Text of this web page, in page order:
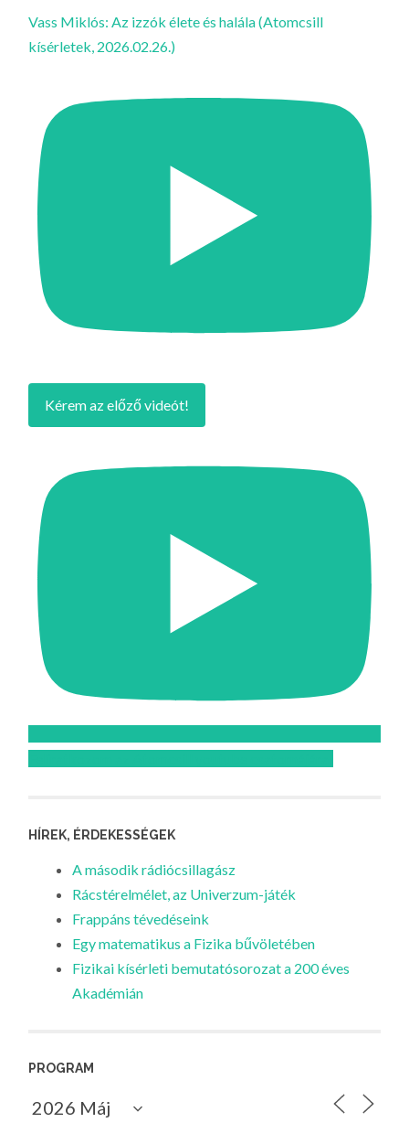
Vass Miklós: Az izzók élete és halála (Atomcsill
kísérletek, 2026.02.26.)
Kérem az előző videót!
HÍREK, ÉRDEKESSÉGEK
A második rádiócsillagász
Rácstérelmélet, az Univerzum-játék
Frappáns tévedéseink
Egy matematikus a Fizika bűvöletében
Fizikai kísérleti bemutatósorozat a 200 éves
Akadémián
PROGRAM